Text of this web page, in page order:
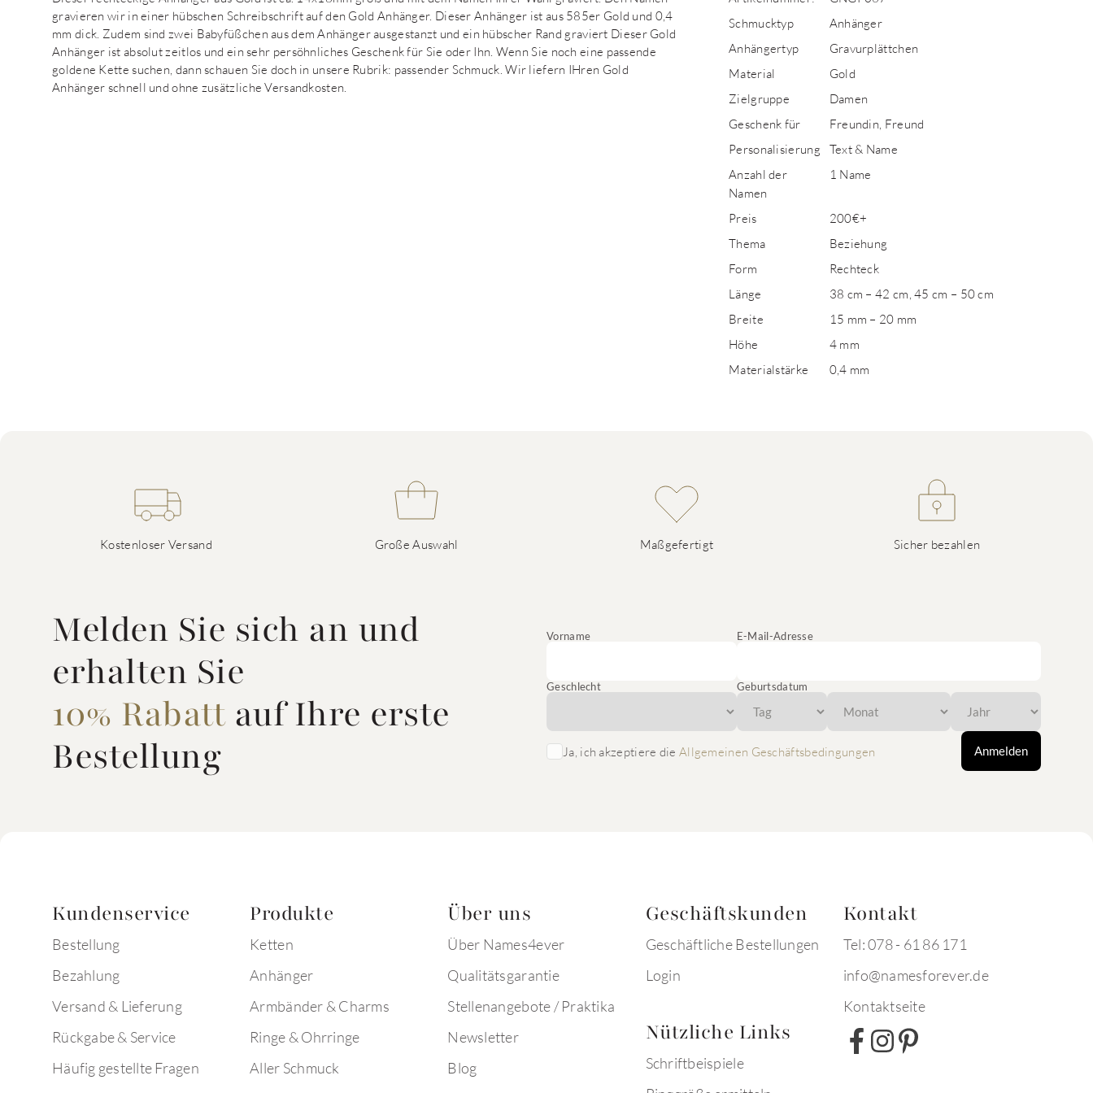
gravieren wir in einer hübschen Schreibschrift auf den Gold Anhänger. Dieser Anhänger ist aus 585er Gold und 0,4
mm dick. Zudem sind zwei Babyfüßchen aus dem Anhänger ausgestanzt und ein hübscher Rand graviert Dieser Gold
Anhänger ist absolut zeitlos und ein sehr persöhnliches Geschenk für Sie oder Ihn. Wenn Sie noch eine passende
goldene Kette suchen, dann schauen Sie doch in unsere Rubrik: passender Schmuck. Wir liefern IHren Gold
Anhänger schnell und ohne zusätzliche Versandkosten.
Schmucktyp
Anhänger
Anhängertyp
Gravurplättchen
Material
Gold
Zielgruppe
Damen
Geschenk für
Freundin, Freund
Personalisierung
Text & Name
Anzahl der
Namen
1 Name
Preis
200€+
Thema
Beziehung
Form
Rechteck
Länge
38 cm – 42 cm, 45 cm – 50 cm
Breite
15 mm – 20 mm
Höhe
4 mm
Materialstärke
0,4 mm
Kostenloser Versand Große Auswahl Maßgefertigt Sicher bezahlen
Melden Sie sich an und
erhalten Sie
10% Rabattauf Ihre erste
Bestellung
Vorname E-Mail-Adresse
Geschlecht Geburtsdatum
Ja, ich akzeptiere die Allgemeinen Geschäftsbedingungen Anmelden
Kundenservice
Bestellung
Bezahlung
Versand & Lieferung
Rückgabe & Service
Häufig gestellte Fragen
Produkte
Ketten
Anhänger
Armbänder & Charms
Ringe & Ohrringe
Aller Schmuck
Über uns
Über Names4ever
Qualitätsgarantie
Stellenangebote / Praktika
Newsletter
Blog
Geschäftskunden
Geschäftliche Bestellungen
Login
Nützliche Links
Schriftbeispiele
Kontakt
Tel: 078 - 61 86 171
info@namesforever.de
Kontaktseite